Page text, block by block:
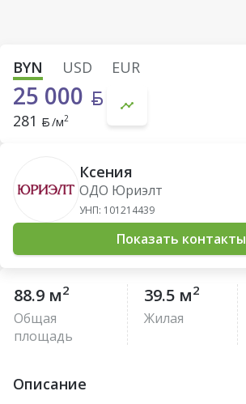
88.9 м2
Общая
площадь
39.5 м2
Жилая
Описание
BYN USD EUR
25 000
281 /м2
Ксения
ОДО Юриэлт
УНП: 101214439
Показать контакты